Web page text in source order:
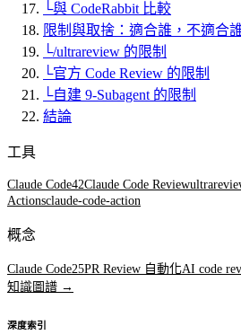
└與 CodeRabbit 比較
限制與取捨：適合誰，不適合
└/ultrareview 的限制
└官方 Code Review 的限制
└自建 9-Subagent 的限制
結論
工具
Claude Code42Claude Code Review
Actionsclaude-code-action
概念
Claude Code25PR Review 自動化AI code
知識圖譜 →
深度索引